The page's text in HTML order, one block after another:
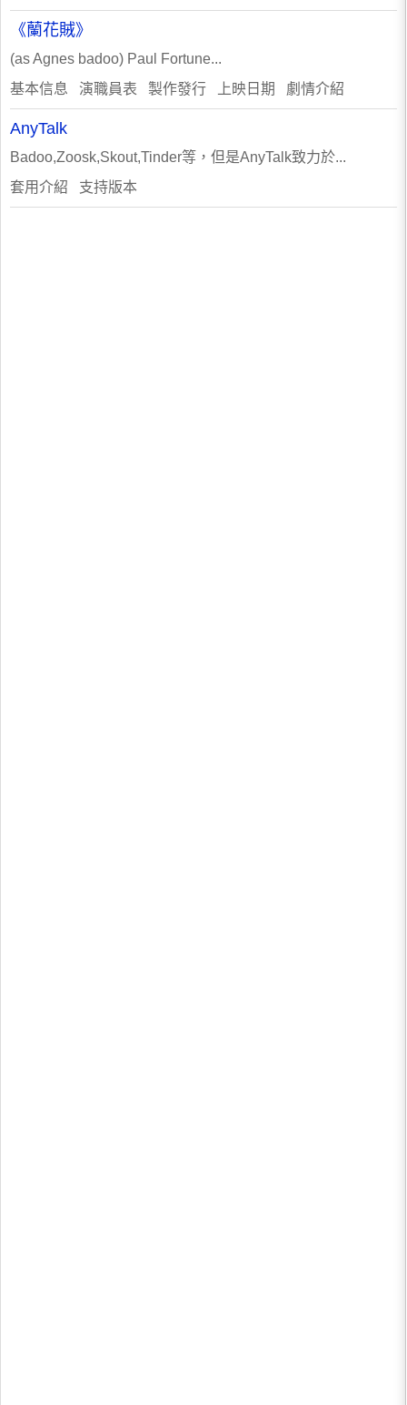
《蘭花賊》
(as Agnes badoo) Paul Fortune...
基本信息 演職員表 製作發行 上映日期 劇情介紹
AnyTalk
Badoo,Zoosk,Skout,Tinder等，但是AnyTalk致力於...
套用介紹 支持版本